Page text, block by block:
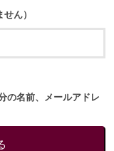
ん）
の名前、メールアドレ